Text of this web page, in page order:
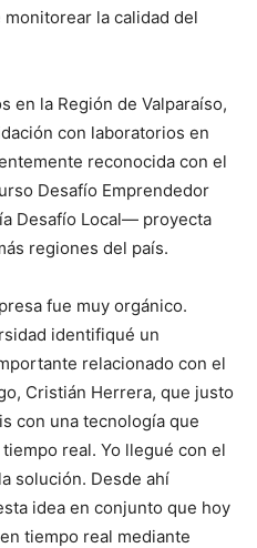
la calidad del
en la Región de Valparaíso,
con laboratorios en
reconocida con el
Desafío Emprendedor
Desafío Local— proyecta
regiones del país.
fue muy orgánico.
identifiqué un
relacionado con el
Cristián Herrera, que justo
con una tecnología que
real. Yo llegué con el
solución. Desde ahí
idea en conjunto que hoy
tiempo real mediante